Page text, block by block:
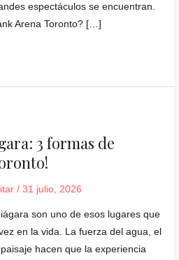
espectáculos se encuentran.
Arena Toronto? […]
3 formas de
/31 julio, 2026
son uno de esos lugares que
en la vida. La fuerza del agua, el
hacen que la experiencia